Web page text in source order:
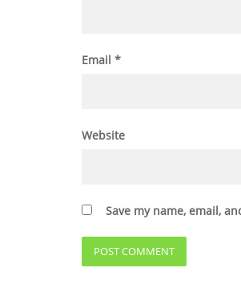
Email *
Website
Save my name, email,